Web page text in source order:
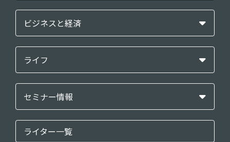
ビジネスと経済
ライフ
セミナー情報
ライター一覧